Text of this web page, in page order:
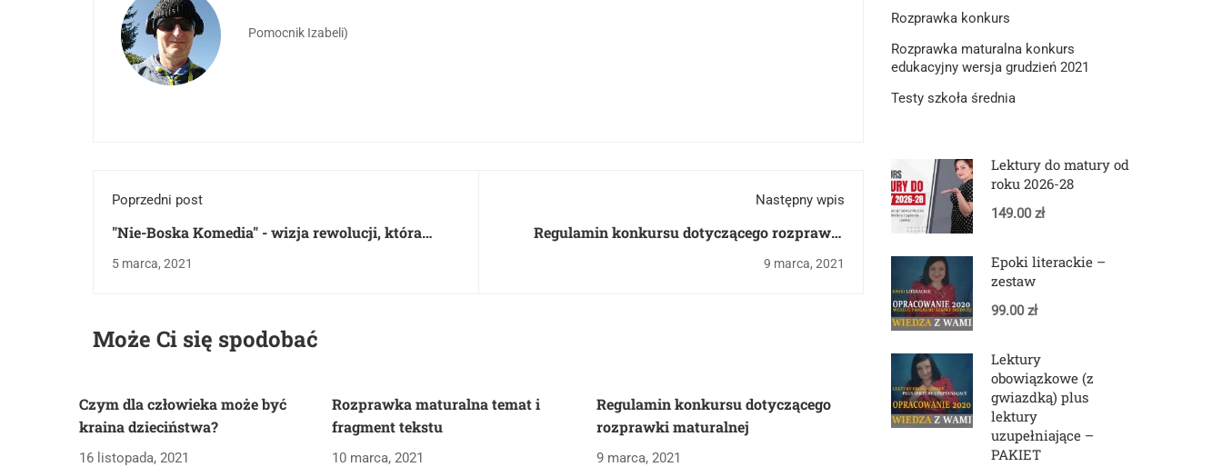
Pomocnik Izabeli)
Poprzedni post
"Nie-Boska Komedia" - wizja rewolucji, która
zaskakuje
5 marca, 2021
Następny wpis
Regulamin konkursu dotyczącego rozprawki
maturalnej
9 marca, 2021
Może Ci się spodobać
Czym dla człowieka może być
kraina dzieciństwa?
16 listopada, 2021
Rozprawka maturalna temat i
fragment tekstu
10 marca, 2021
Regulamin konkursu dotyczącego
rozprawki maturalnej
9 marca, 2021
Rozprawka konkurs
Rozprawka maturalna konkurs
edukacyjny wersja grudzień 2021
Testy szkoła średnia
Lektury do matury od
roku 2026-28
149.00 zł
Epoki literackie –
zestaw
99.00 zł
Lektury
obowiązkowe (z
gwiazdką) plus
lektury
uzupełniające –
PAKIET